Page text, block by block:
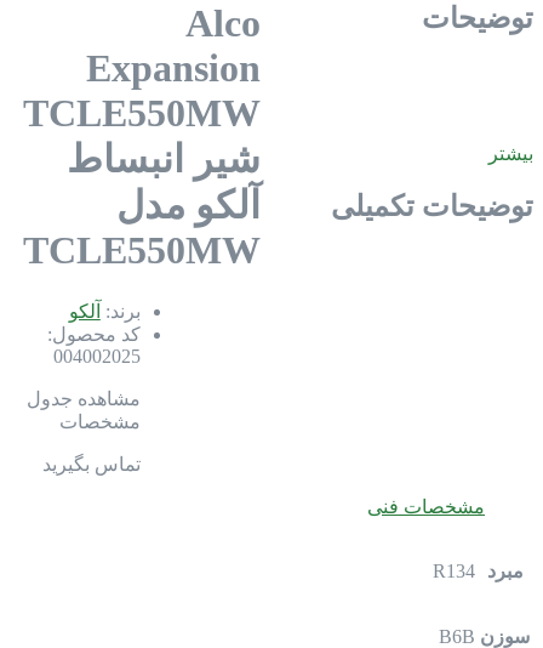
Alco
Expansion
TCLE550MW
شیر انبساط
آلکو مدل
TCLE550MW
برند: آلکو
کد محصول:
004002025
مشاهده جدول
مشخصات
تماس بگیرید
توضیحات
بیشتر
توضیحات تکمیلی
مشخصات فنی
مبرد R134
سوزن B6B